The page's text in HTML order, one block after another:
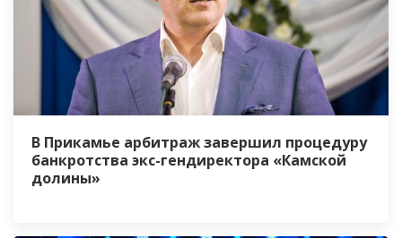
В Прикамье арбитраж завершил процедуру
банкротства экс-гендиректора «Камской
долины»